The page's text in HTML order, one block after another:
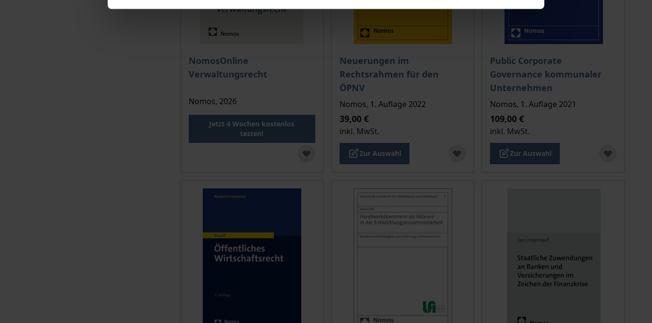
NomosOnline
Verwaltungsrecht
Nomos, 2026
Jetzt 4 Wochen kostenlos
testen!
Neuerungen im
Rechtsrahmen für den
ÖPNV
Der Preis dieses Titels richtet sich nach der gewählten Produktoption auf der
Nomos, 1. Auflage 2022
39,00 €
inkl. MwSt.
Zur Auswahl
Public Corporate
Governance kommunaler
Unternehmen
Der Preis dieses Titels richtet sich nach
Nomos, 1. Auflage 2021
109,00 €
inkl. MwSt.
Zur Auswahl